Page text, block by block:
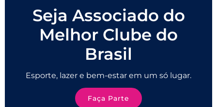
Seja Associado do
Melhor Clube do
Brasil
Esporte, lazer e bem-estar em um só lugar.
Faça Parte